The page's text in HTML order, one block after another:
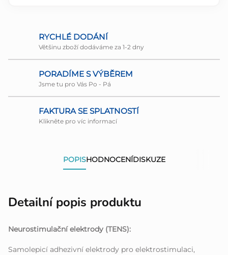
RYCHLÉ DODÁNÍ
Většinu zboží dodáváme za 1-2 dny
PORADÍME S VÝBĚREM
Jsme tu pro Vás Po - Pá
FAKTURA SE SPLATNOSTÍ
Klikněte pro víc informací
POPISHODNOCENÍDISKUZE
Detailní popis produktu
Neurostimulační elektrody (TENS):
Samolepicí adhezivní elektrody pro elektrostimulaci,